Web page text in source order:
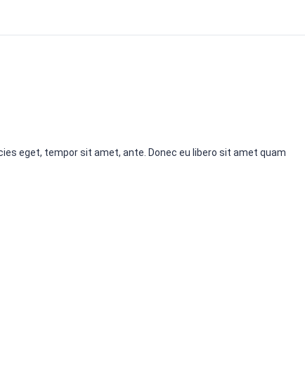
eget, tempor sit amet, ante. Donec eu libero sit amet quam